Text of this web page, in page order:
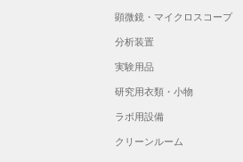
顕微鏡・マイクロスコープ
分析装置
実験用品
研究用衣類・小物
ラボ用設備
クリーンルーム